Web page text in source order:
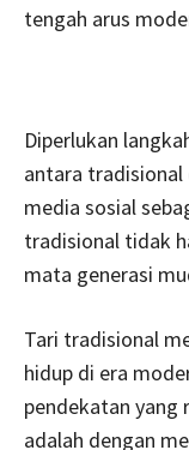
tengah arus
Diperlukan
antara
media sosial
tradisional tidak
mata generasi
Tari tradisional
hidup di era
pendekatan yang
adalah dengan